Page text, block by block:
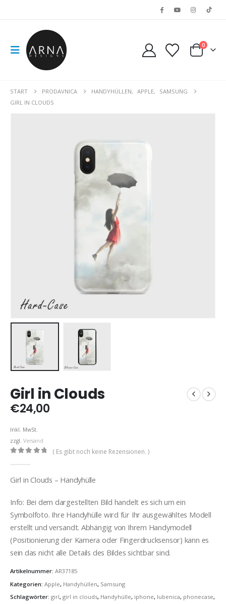
0
START PRODAVNICA HANDYHÜLLEN, APPLE,
SAMSUNG
GIRL IN CLOUDS
Girl in Clouds
€24,00
Inkl. MwSt.
zzgl. Versand
( Es gibt noch keine Rezensionen. )
Girl in Clouds – Handyhülle
Info: Bei dem dargestellten Bild handelt es sich um ein
Symbolfoto. Ihre Handyhülle wird für Ihr ausgewähltes Modell
erstellt und versandt. Abhängig von Ihrem Handymodell
(Positionierung der Kamera oder Fingerdrucksensor) kann es
sein das nicht alle Details des Bildes sichtbar sind.
Artikelnummer: AR37185
Kategorien: Apple, Handyhüllen, Samsung
Schlagwörter: girl, girl in clouds, Handyhülle, iphone, lubenica, phonecase,